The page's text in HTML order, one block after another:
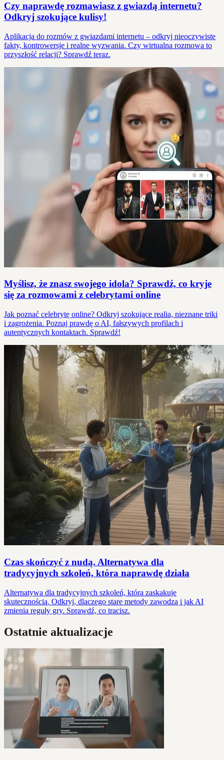
Czy naprawdę rozmawiasz z gwiazdą internetu?
Odkryj szokujące kulisy!
Aplikacja do rozmów z gwiazdami internetu – odkryj nieoczywiste
fakty, kontrowersje i realne wyzwania. Czy wirtualna rozmowa to
przyszłość relacji? Sprawdź teraz.
Myślisz, że znasz swojego idola? Sprawdź, co kryje
się za rozmowami z celebrytami online
Jak poznać celebrytę online? Odkryj szokujące realia, nieznane triki
i zagrożenia. Poznaj prawdę o AI, fałszywych profilach i
autentycznych kontaktach. Sprawdź!
Czas skończyć z nudą. Alternatywa dla
tradycyjnych szkoleń, która naprawdę działa
Alternatywa dla tradycyjnych szkoleń, która zaskakuje
skutecznością. Odkryj, dlaczego stare metody zawodzą i jak AI
zmienia reguły gry. Sprawdź, co tracisz.
Ostatnie aktualizacje